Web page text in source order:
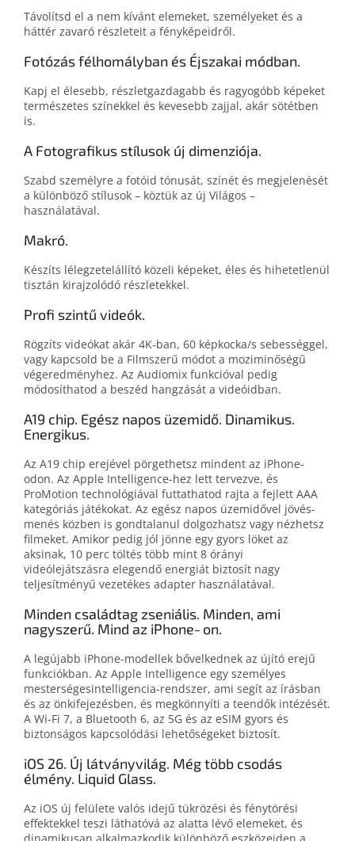
Távolítsd el a nem kívánt elemeket, személyeket és a
háttér zavaró részleteit a fényképeidről.
Fotózás félhomályban és Éjszakai módban.
Kapj el élesebb, részletgazdagabb és ragyogóbb képeket
természetes színekkel és kevesebb zajjal, akár sötétben
is.
A Fotografikus stílusok új dimenziója.
Szabd személyre a fotóid tó­nu­sát, színét és meg­jelenését
a külön­bö­ző stílusok – köztük az új Világos –
használatával.
Makró.
Készíts lélegzetelállító közeli képeket, éles és hihetetlenül
tisztán kirajzolódó részletekkel.
Profi szintű videók.
Rögzíts videókat akár 4K‑ban, 60 képkocka/s sebességgel,
vagy kapcsold be a Filmszerű módot a mozi­minőségű
végeredményhez. Az Audiomix funkcióval pedig
módosíthatod a beszéd hangzását a videóidban.
A19 chip. Egész napos üzemidő. Dinamikus.
Energikus.
Az A19 chip erejével pörgethetsz mindent az iPhone-
odon. Az Apple Intelligence-hez lett tervezve, és
ProMotion technológiával futtathatod rajta a fejlett AAA
kategóriás játékokat. Az egész napos üzemidővel jövés-
menés közben is gondtalanul dolgozhatsz vagy nézhetsz
filmeket. Amikor pedig jól jönne egy gyors löket az
aksinak, 10 perc töltés több mint 8 órányi
videólejátszásra elegendő energiát biztosít nagy
teljesítményű vezetékes adapter használatával.
Minden családtag zseniális. Minden, ami
nagyszerű. Mind az iPhone‑on.
A legújabb iPhone-modellek bővel­ked­nek az újító erejű
funkciók­ban. Az Apple Intelligence egy személyes
mesterségesintelligencia-rendszer, ami segít az írás­ban
és az ön­kifejezés­ben, és meg­könnyíti a teen­dők intézését.
A Wi‑Fi 7, a Bluetooth 6, az 5G és az eSIM gyors és
biztonságos kapcsolódási lehetőségeket biztosít.
iOS 26. Új látványvilág. Még több csodás
élmény. Liquid Glass.
Az iOS új felülete valós idejű tükrözési és fénytörési
effektekkel teszi láthatóvá az alatta lévő elemeket, és